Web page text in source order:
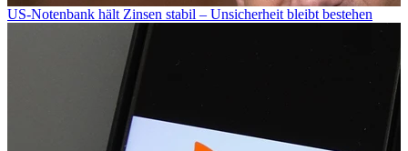
US-Notenbank hält Zinsen stabil – Unsicherheit bleibt bestehen